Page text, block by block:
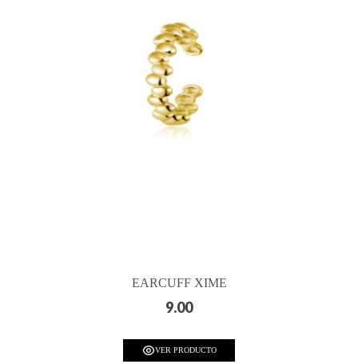
EARCUFF XIME
9.00
VER PRODUCTO